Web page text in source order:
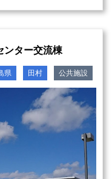
ンター交流棟
県 田村 公共施設